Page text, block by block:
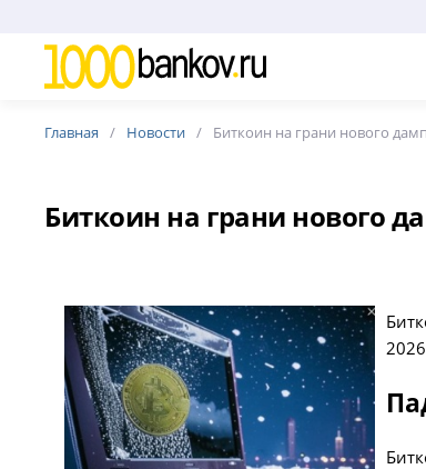
Главная Новости Биткоин на грани нового
Биткоин на грани нового